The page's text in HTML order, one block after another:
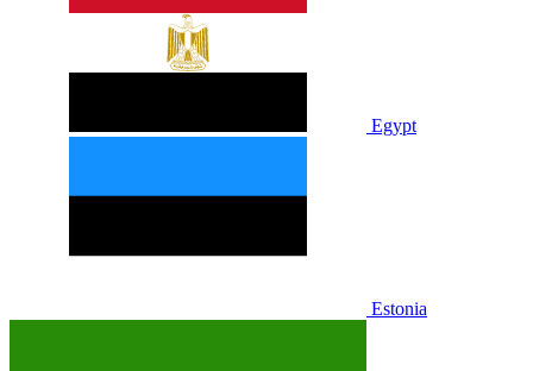
Egypt
Estonia